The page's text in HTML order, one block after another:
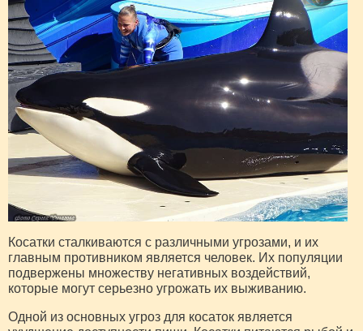
Косатки сталкиваются с различными угрозами, и их
главным противником является человек. Их популяции
подвержены множеству негативных воздействий,
которые могут серьезно угрожать их выживанию.
Одной из основных угроз для косаток является